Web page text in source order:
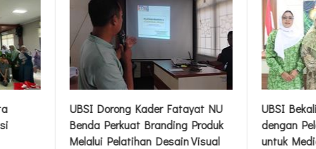
UBSI Dorong Kader Fatayat NU
Benda Perkuat Branding Produk
Melalui Pelatihan Desain Visual
UBSI
dengan
untuk